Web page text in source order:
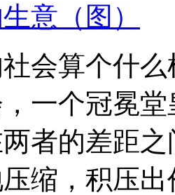
意（图）
会算个什
一个冠冕
者的差距
缩，积压